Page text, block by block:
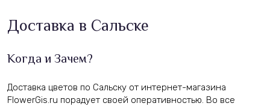
Доставка в Сальске
Когда и Зачем?
Доставка цветов по Сальску от интернет-магазина
FlowerGis.ru порадует своей оперативностью. Во все